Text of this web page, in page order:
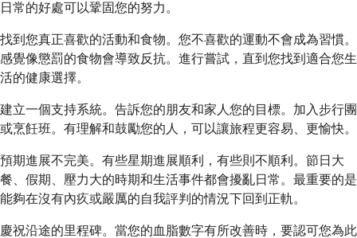
日常的好處可以鞏固您的努力。
找到您真正喜歡的活動和食物。您不喜歡的運動不會成為習慣。
感覺像懲罰的食物會導致反抗。進行嘗試，直到您找到適合您生
活的健康選擇。
建立一個支持系統。告訴您的朋友和家人您的目標。加入步行團
或烹飪班。有理解和鼓勵您的人，可以讓旅程更容易、更愉快。
預期進展不完美。有些星期進展順利，有些則不順利。節日大
餐、假期、壓力大的時期和生活事件都會擾亂日常。最重要的是
能夠在沒有內疚或嚴厲的自我評判的情況下回到正軌。
慶祝沿途的里程碑。當您的血脂數字有所改善時，要認可您為此